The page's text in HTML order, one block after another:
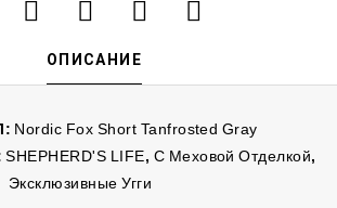
ОПИСАНИЕ
Nordic Fox Short Tanfrosted Gray
SHEPHERD'S LIFE, С Меховой Отделкой,
Эксклюзивные Угги